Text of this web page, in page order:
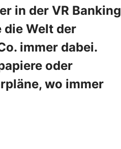
in der VR Banking
die Welt der
immer dabei.
oder
wo immer